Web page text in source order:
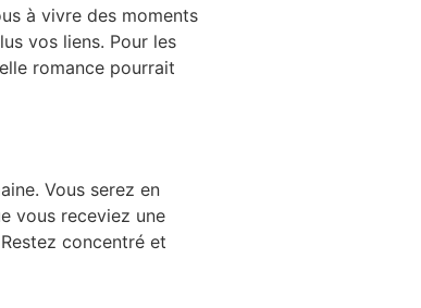
à vivre des moments
vos liens. Pour les
romance pourrait
Vous serez en
vous receviez une
concentré et